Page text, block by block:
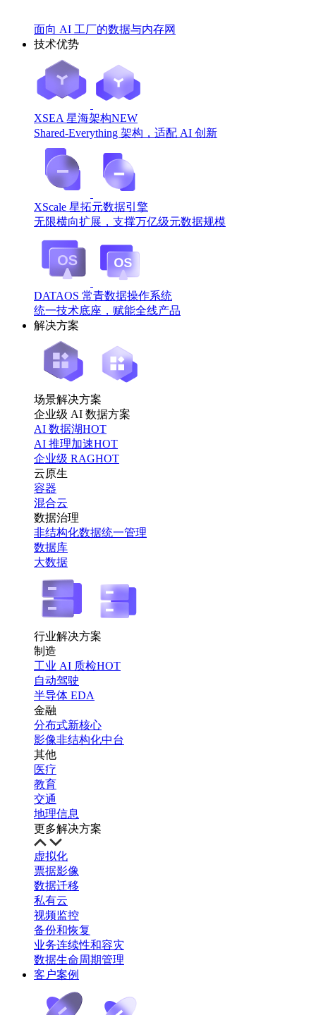
面向 AI 工厂的数据与内存网
技术优势
XSEA 星海架构NEW
Shared-Everything 架构，适配 AI 创新
XScale 星拓元数据引擎
无限横向扩展，支撑万亿级元数据规模
DATAOS 常青数据操作系统
统一技术底座，赋能全线产品
解决方案
场景解决方案
企业级 AI 数据方案
AI 数据湖HOT
AI 推理加速HOT
企业级 RAGHOT
云原生
容器
混合云
数据治理
非结构化数据统一管理
数据库
大数据
行业解决方案
制造
工业 AI 质检HOT
自动驾驶
半导体 EDA
金融
分布式新核心
影像非结构化中台
其他
医疗
教育
交通
地理信息
更多解决方案
虚拟化
票据影像
数据迁移
私有云
视频监控
备份和恢复
业务连续性和容灾
数据生命周期管理
客户案例